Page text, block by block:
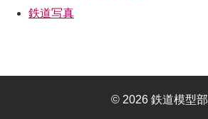
鉄道写真
© 2026 鉄道模型部